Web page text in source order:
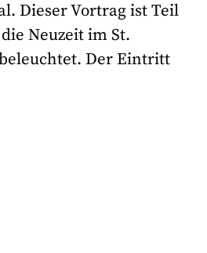
Dieser Vortrag ist Teil
Neuzeit im St.
Der Eintritt